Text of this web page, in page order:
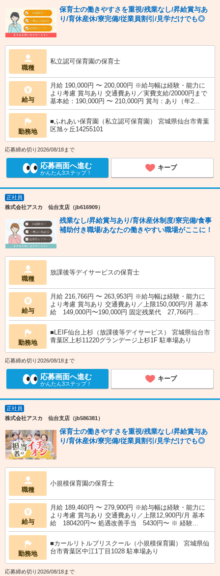
保育士の働きやすさを重視/残業なし/昇給賞与あ
り/育休産休/寮完備/従業員割引/見学だけでも◎
職種
私立認可保育園の保育士
給与
月給 190,000円 〜 200,000円 ※給与幅は経験・能力に
より考慮 賞与あり 交通費あり／実費支給/20000円まで
基本給：190,000円 〜 210,000円 賞与：あり（年2...
勤務地
■ふれあい保育園（私立認可保育園） 宮城県仙台市青葉
区旭ヶ丘14255101
応募締め切り2026/08/18まで
応募画面へ進む
かんたん3ステップ！
キープ
正社員
株式会社アスカ 仙台支店（jb616909）
残業なし/昇給賞与あり/育休産休制度/寮完備/食事
補助付き職場/あなたの働きやすい職場がここに！
職種
放課後等デイサービスの保育士
給与
月給 216,766円 〜 263,953円 ※給与幅は経験・能力に
より考慮 賞与あり 交通費あり／上限150,000円/月 基本
給 149,000円〜190,000円 固定残業代 27,766円...
勤務地
■LEIF仙台上杉（放課後等デイサービス） 宮城県仙台市
青葉区上杉11220グランデージ上杉1F 駐車場あり
応募締め切り2026/08/18まで
応募画面へ進む
かんたん3ステップ！
キープ
正社員
株式会社アスカ 仙台支店（jb586381）
保育士の働きやすさを重視/残業なし/昇給賞与あ
り/育休産休/寮完備/従業員割引/見学だけでも◎
職種
小規模保育園の保育士
給与
月給 189,460円 〜 279,900円 ※給与幅は経験・能力に
より考慮 賞与あり 交通費あり／上限12,900円/月 基本
給 180420円〜 処遇改善手当 5430円〜 ※ 経験...
勤務地
■カールリトルプリスクール（小規模保育園） 宮城県仙
台市青葉区中江1丁目1028 駐車場あり
応募締め切り2026/08/18まで